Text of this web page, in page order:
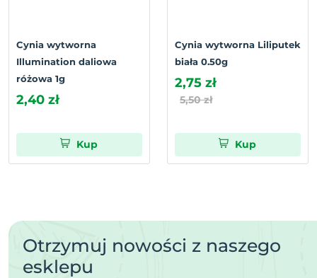
Cynia wytworna
Illumination daliowa
różowa 1g
2,40 zł
Kup
Cynia wytworna Liliputek
biała 0.50g
2,75 zł
5,50 zł
Kup
Otrzymuj nowości z naszego
esklepu